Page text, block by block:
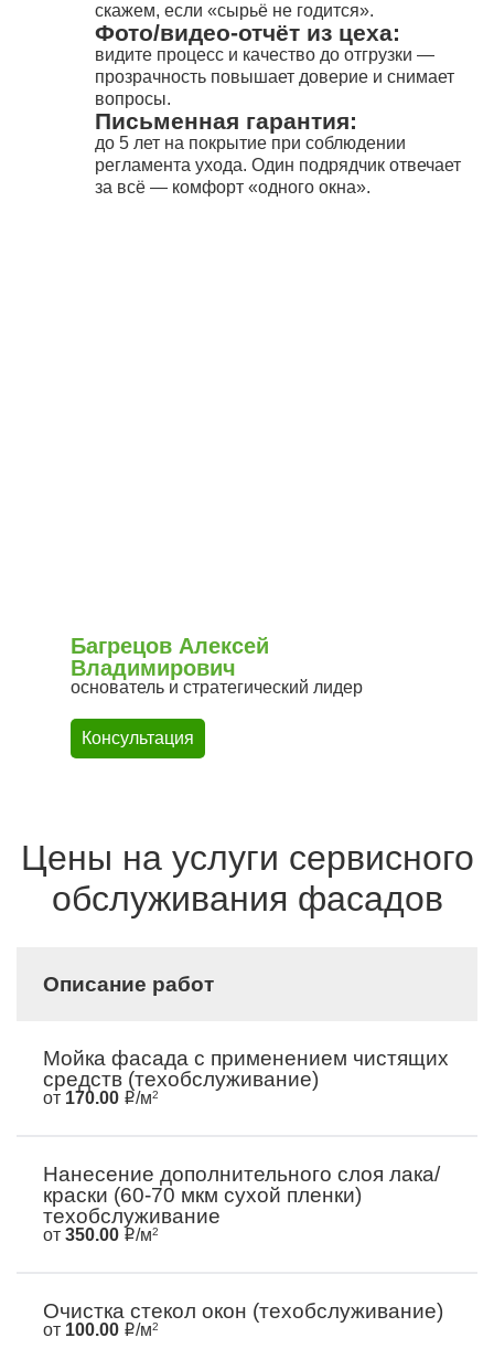
скажем, если «сырьё не годится».
Фото/видео-отчёт из цеха:
видите процесс и качество до отгрузки —
прозрачность повышает доверие и снимает
вопросы.
Письменная гарантия:
до 5 лет на покрытие при соблюдении
регламента ухода. Один подрядчик отвечает
за всё — комфорт «одного окна».
Багрецов Алексей
Владимирович
основатель и стратегический лидер
Консультация
Цены на услуги сервисного
обслуживания фасадов
Описание работ
Мойка фасада с применением чистящих
средств (техобслуживание)
от 170.00 /м2
Нанесение дополнительного слоя лака/
краски (60-70 мкм сухой пленки)
техобслуживание
от 350.00 /м2
Очистка стекол окон (техобслуживание)
от 100.00 /м2